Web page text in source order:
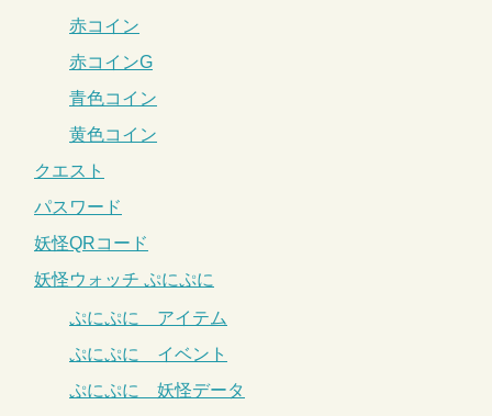
赤コイン
赤コインG
青色コイン
黄色コイン
クエスト
パスワード
妖怪QRコード
妖怪ウォッチ ぷにぷに
ぷにぷに アイテム
ぷにぷに イベント
ぷにぷに 妖怪データ